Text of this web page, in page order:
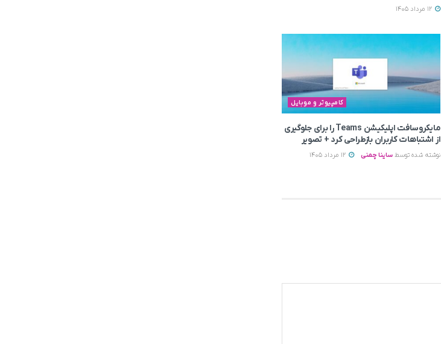
کامپیوتر و موبایل
مایکروسافت اپلیکیشن Teams را برای جلوگیری
از اشتباهات کاربران بازطراحی کرد + تصویر
نوشته شده توسط ساینا چمنی